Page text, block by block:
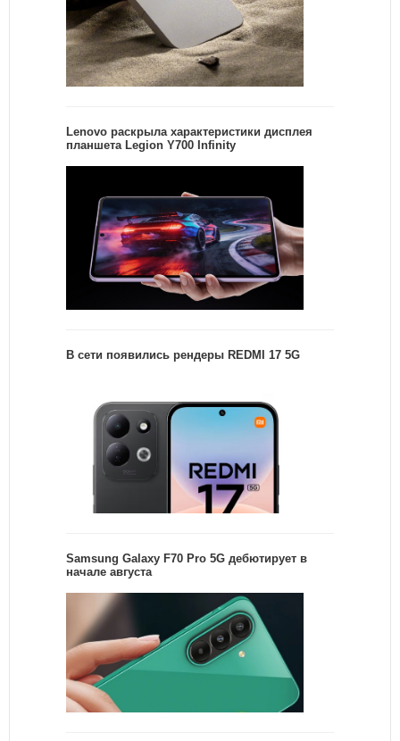
Lenovo раскрыла характеристики дисплея
планшета Legion Y700 Infinity
В сети появились рендеры REDMI 17 5G
Samsung Galaxy F70 Pro 5G дебютирует в
начале августа